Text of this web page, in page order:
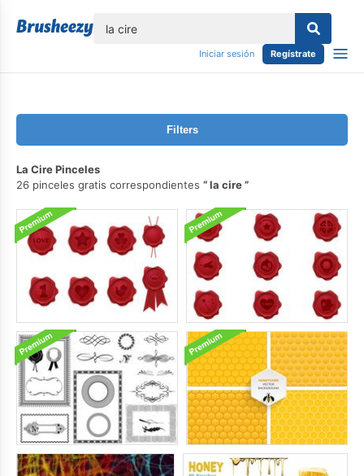
Iniciar sesión Regístrate
Filters
La Cire Pinceles
26 pinceles gratis correspondientes
la cire